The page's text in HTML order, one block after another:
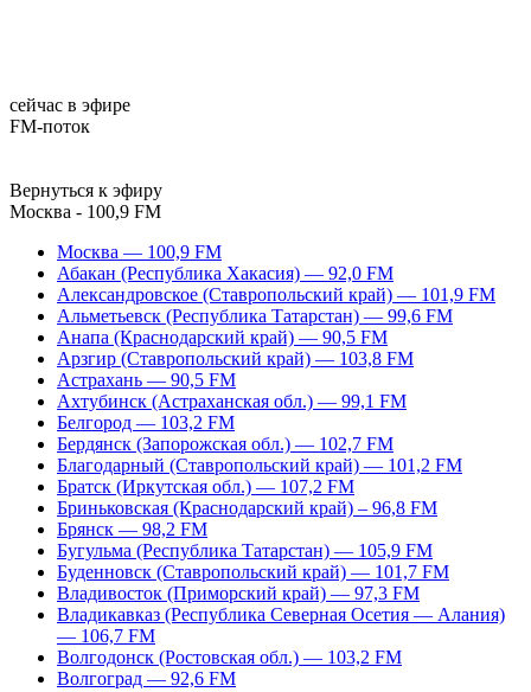
сейчас в эфире
FM-поток
Вернуться к эфиру
Москва - 100,9 FM
Москва — 100,9 FM
Абакан (Республика Хакасия) — 92,0 FM
Александровское (Ставропольский край) — 101,9 FM
Альметьевск (Республика Татарстан) — 99,6 FM
Анапа (Краснодарский край) — 90,5 FM
Арзгир (Ставропольский край) — 103,8 FM
Астрахань — 90,5 FM
Ахтубинск (Астраханская обл.) — 99,1 FM
Белгород — 103,2 FM
Бердянск (Запорожская обл.) — 102,7 FM
Благодарный (Ставропольский край) — 101,2 FM
Братск (Иркутская обл.) — 107,2 FM
Бриньковская (Краснодарский край) – 96,8 FM
Брянск — 98,2 FM
Бугульма (Республика Татарстан) — 105,9 FM
Буденновск (Ставропольский край) — 101,7 FM
Владивосток (Приморский край) — 97,3 FM
Владикавказ (Республика Северная Осетия — Алания)
— 106,7 FM
Волгодонск (Ростовская обл.) — 103,2 FM
Волгоград — 92,6 FM